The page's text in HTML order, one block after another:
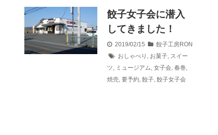
餃子女子会に潜入
してきました！
2019/02/15
餃子工房RON
おしゃべり
お菓子 スイー
ツ
ミュージアム 女子会 春巻
焼売 要予約 餃子 餃子女子会